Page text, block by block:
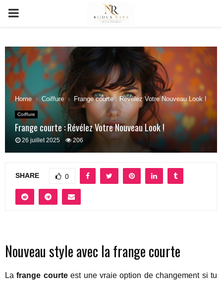
PRIMARY
Home Coiffure Frange courte : Révélez Votre Nouveau Look !
Coiffure
Frange courte : Révélez Votre Nouveau Look !
26 juillet 2025 206
SHARE 0
Nouveau style avec la frange courte
Lafrange courteest une vraie option de changement si tu